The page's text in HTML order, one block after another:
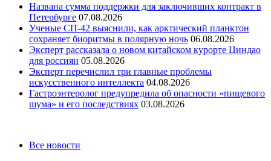
Названа сумма поддержки для заключивших контракт в
Петербурге 07.08.2026
Ученые СП-42 выяснили, как арктический планктон
сохраняет биоритмы в полярную ночь 06.08.2026
Эксперт рассказала о новом китайском курорте Циндао
для россиян 05.08.2026
Эксперт перечислил три главные проблемы
искусственного интеллекта 04.08.2026
Гастроэнтеролог предупредила об опасности «пищевого
шума» и его последствиях 03.08.2026
CategoriesВсе новости